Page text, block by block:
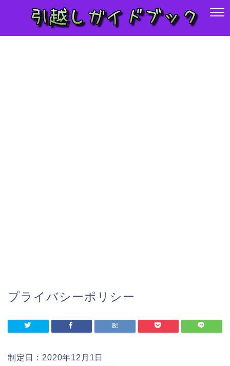
プライバシーポリシー
制定日：2020年12月1日